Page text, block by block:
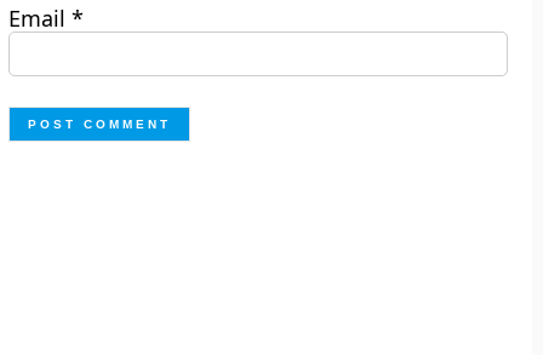
Email*